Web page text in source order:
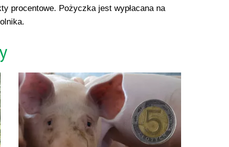
procentowe. Pożyczka jest wypłacana na